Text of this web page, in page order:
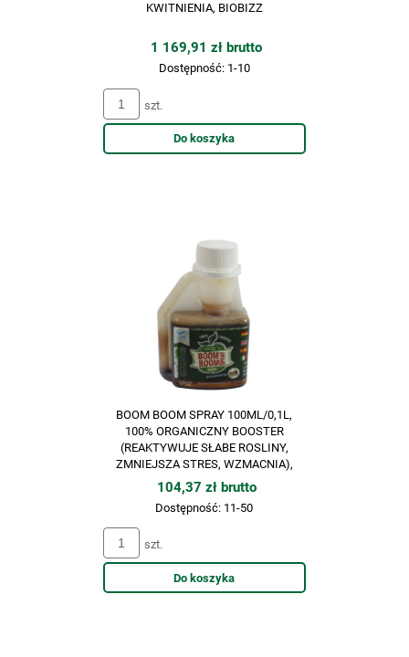
KWITNIENIA, BIOBIZZ
1 169,91 zł brutto
Dostępność: 1-10
szt.
Do koszyka
BOOM BOOM SPRAY 100ML/0,1L,
100% ORGANICZNY BOOSTER
(REAKTYWUJE SŁABE ROSLINY,
ZMNIEJSZA STRES, WZMACNIA),
BIOTABS
104,37 zł brutto
Dostępność: 11-50
szt.
Do koszyka